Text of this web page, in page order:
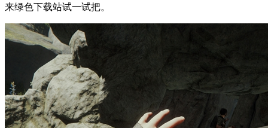
来绿色下载站试一试把。